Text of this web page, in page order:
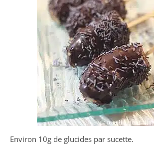
Environ 10g de glucides par sucette.